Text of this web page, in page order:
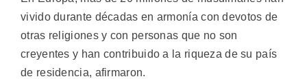
vivido durante décadas en armonía con devotos de
otras religiones y con personas que no son
creyentes y han contribuido a la riqueza de su país
de residencia, afirmaron.